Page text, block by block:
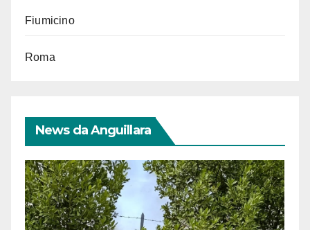
Fiumicino
Roma
News da Anguillara